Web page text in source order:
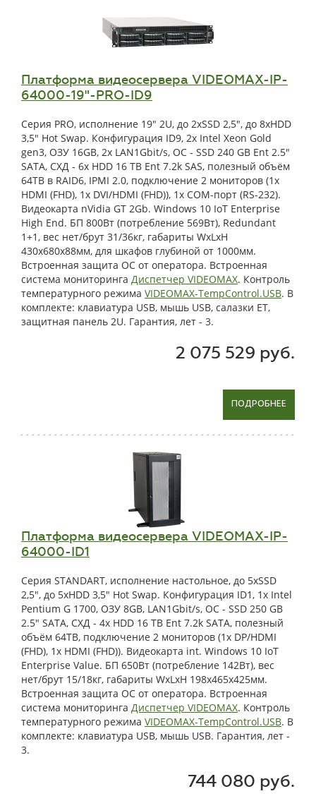
Платформа видеосервера VIDEOMAX-IP-
64000-19"-PRO-ID9
Серия PRO, исполнение 19" 2U, до 2xSSD 2,5", до 8xHDD
3,5" Hot Swap. Конфигурация ID9, 2x Intel Xeon Gold
gen3, ОЗУ 16GB, 2x LAN1Gbit/s, OС - SSD 240 GB Ent 2.5"
SATA, СХД - 6x HDD 16 TB Ent 7.2k SAS, полезный объём
64TB в RAID6, IPMI 2.0, подключение 2 мониторов (1x
HDMI (FHD), 1x DVI/HDMI (FHD)), 1x COM-порт (RS-232).
Видеокарта nVidia GT 2Gb. Windows 10 IoT Enterprise
High End. БП 800Вт (потребление 569Вт), Redundant
1+1, вес нет/брут 31/36кг, габариты WxLxH
430x680x88мм, для шкафов глубиной от 1000мм.
Встроенная защита ОС от оператора. Встроенная
система мониторинга Диспетчер VIDEOMAX. Контроль
температурного режима VIDEOMAX-TempControl.USB. В
комплекте: клавиатура USB, мышь USB, салазки ET,
защитная панель 2U. Гарантия, лет - 3.
2 075 529 руб.
ПОДРОБНЕЕ
Платформа видеосервера VIDEOMAX-IP-
64000-ID1
Серия STANDART, исполнение настольное, до 5xSSD
2,5", до 5xHDD 3,5" Hot Swap. Конфигурация ID1, 1x Intel
Pentium G 1700, ОЗУ 8GB, LAN1Gbit/s, OС - SSD 250 GB
2.5" SATA, СХД - 4x HDD 16 TB Ent 7.2k SATA, полезный
объём 64TB, подключение 2 мониторов (1x DP/HDMI
(FHD), 1x HDMI (FHD)). Видеокарта int. Windows 10 IoT
Enterprise Value. БП 650Вт (потребление 142Вт), вес
нет/брут 15/18кг, габариты WxLxH 198x465x425мм.
Встроенная защита ОС от оператора. Встроенная
система мониторинга Диспетчер VIDEOMAX. Контроль
температурного режима VIDEOMAX-TempControl.USB. В
комплекте: клавиатура USB, мышь USB. Гарантия, лет -
3.
744 080 руб.